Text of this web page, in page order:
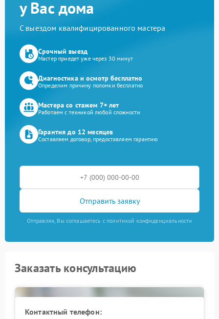
у Вас дома
С выездом квалифицированного мастера
Срочный выезд
Мастер приедет уже через 30 минут
Диагностика и осмотр бесплатно
Определим причину поломки бесплатно
Мастера со стажем 7+ лет
Работаем с техникой любой сложности
Гарантия до 12 месяцев
Составляем договор, предоставляем гарантию
Отправить заявку
Отправляя, Вы соглашаетесь с политикой конфиденциальности
Заказать консультацию
Контактный телефон: